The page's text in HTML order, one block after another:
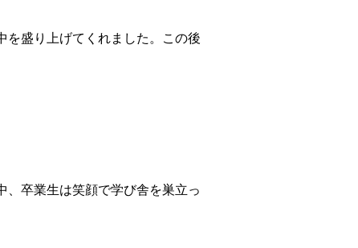
盛り上げてくれました。この後
卒業生は笑顔で学び舎を巣立っ